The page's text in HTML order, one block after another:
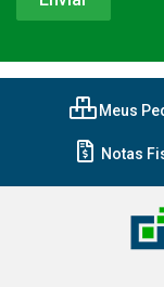
Meus
Notas